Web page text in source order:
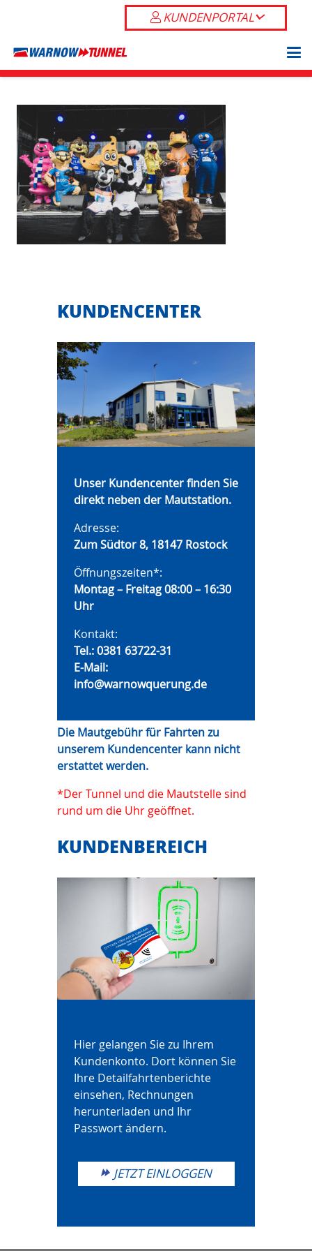
KUNDENPORTAL
KUNDENCENTER
Unser Kundencenter finden Sie
direkt neben der Mautstation.
Adresse:
Zum Südtor 8, 18147 Rostock
Öffnungszeiten*:
Montag – Freitag 08:00 – 16:30
Uhr
Kontakt:
Tel.:0381 63722-31
E-Mail:
info@warnowquerung.de
Die Mautgebühr für Fahrten zu
unserem Kundencenter kann nicht
erstattet werden.
*Der Tunnel und die Mautstelle sind
rund um die Uhr geöffnet.
KUNDENBEREICH
Hier gelangen Sie zu Ihrem
Kundenkonto. Dort können Sie
Ihre Detailfahrtenberichte
einsehen, Rechnungen
herunterladen und Ihr
Passwort ändern.
JETZT EINLOGGEN